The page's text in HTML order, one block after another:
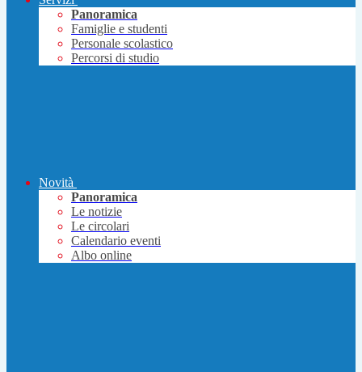
Panoramica
Famiglie e studenti
Personale scolastico
Percorsi di studio
Novità
Panoramica
Le notizie
Le circolari
Calendario eventi
Albo online